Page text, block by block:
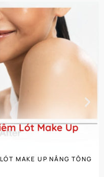
MAKE UP NÂNG TÔNG